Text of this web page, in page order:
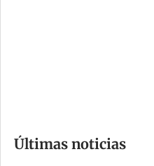
m
Últimas noticias